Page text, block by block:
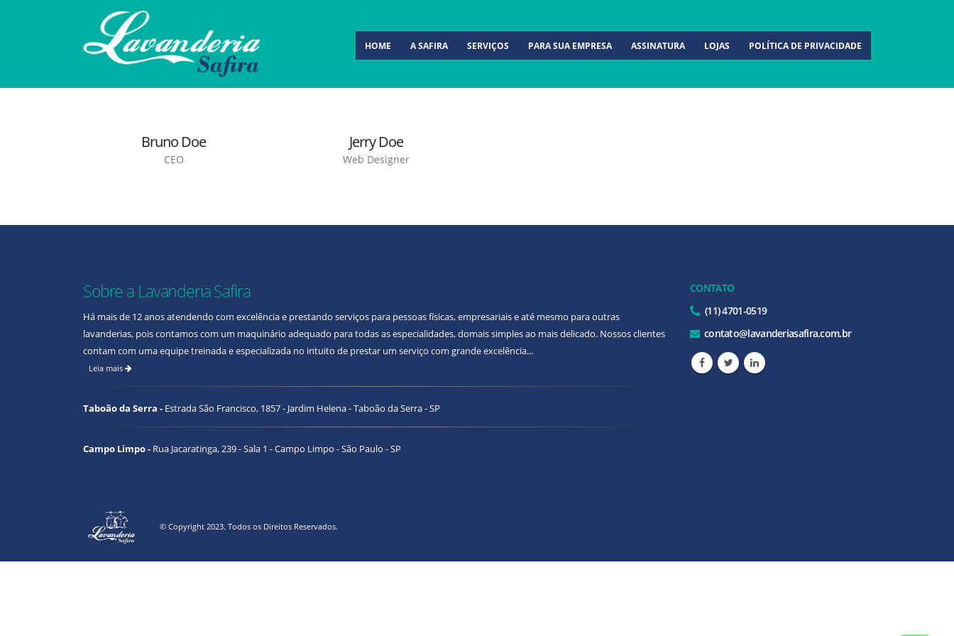
HOME A SAFIRA SERVIÇOS PARA SUA EMPRESA ASSINATURA LOJAS POLÍTICA DE PRIVACIDADE
Bruno Doe
CEO
Jerry Doe
Web Designer
Sobre a Lavanderia Safira
Há mais de 12 anos atendendo com excelência e prestando serviços para pessoas físicas, empresariais e até mesmo para outras
lavanderias, pois contamos com um maquinário adequado para todas as especialidades, domais simples ao mais delicado. Nossos clientes
contam com uma equipe treinada e especializada no intuito de prestar um serviço com grande excelência...
Leia mais
Taboão da Serra - Estrada São Francisco, 1857 - Jardim Helena - Taboão da Serra - SP
Campo Limpo - Rua Jacaratinga, 239 - Sala 1 - Campo Limpo - São Paulo - SP
CONTATO
(11) 4701-0519
contato@lavanderiasafira.com.br
© Copyright 2023. Todos os Direitos Reservados.